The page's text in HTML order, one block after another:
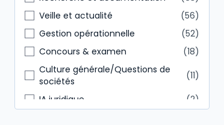
Veille et actualité
56
Gestion opérationnelle
52
Concours & examen
18
Culture générale/Questions de
sociétés
11
IA juridique
2